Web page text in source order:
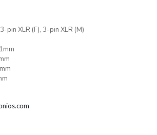
pin XLR (F), 3-pin XLR (M)